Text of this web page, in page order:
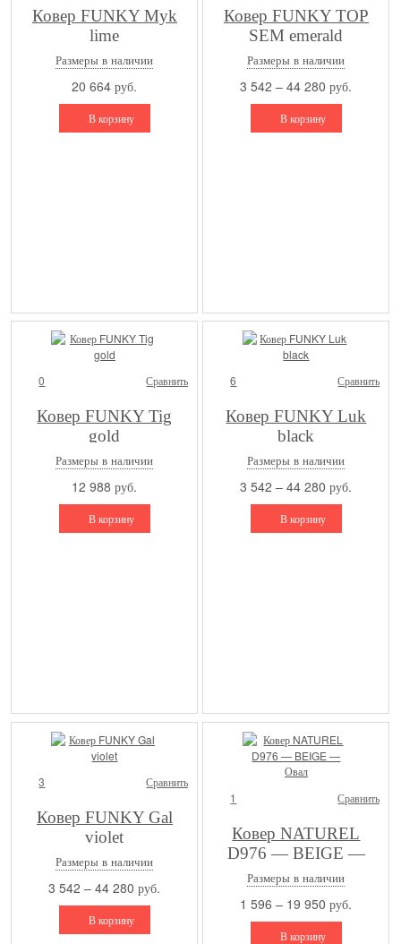
Ковер FUNKY Myk
lime
Размеры в наличии
20 664 руб.
В корзину
Ковер FUNKY TOP
SEM emerald
Размеры в наличии
3 542 – 44 280 руб.
В корзину
0 Сравнить
Ковер FUNKY Tig
gold
Размеры в наличии
12 988 руб.
В корзину
6 Сравнить
Ковер FUNKY Luk
black
Размеры в наличии
3 542 – 44 280 руб.
В корзину
3 Сравнить
Ковер FUNKY Gal
violet
Размеры в наличии
3 542 – 44 280 руб.
В корзину
1 Сравнить
Ковер NATUREL
D976 — BEIGE —
Овал
Размеры в наличии
1 596 – 19 950 руб.
В корзину